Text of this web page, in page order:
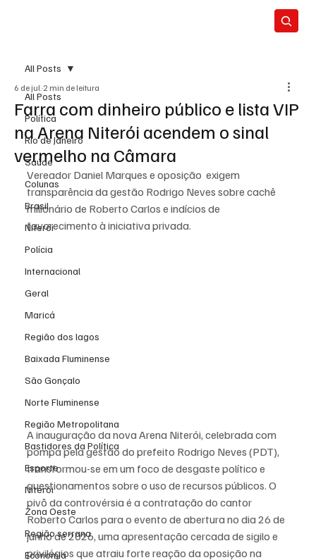
All Posts
Política
Rio de Janeiro
Saúde
Colunas
Brasil
Niterói
Polícia
Internacional
Geral
Maricá
Região dos lagos
Baixada Fluminense
São Gonçalo
Norte Fluminense
Região Metropolitana
Bastidores da Política
Esporte
Niterói
Zona Oeste
Região serrana
Economia
All Posts
Farra com dinheiro público e lista VIP
na Arena Niterói acendem o sinal
vermelho na Câmara
6 de jul. 2 min de leitura
Vereador Daniel Marques e oposição  exigem
transparência da gestão Rodrigo Neves sobre cachê
milionário de Roberto Carlos e indícios de
favorecimento à iniciativa privada.
A inauguração da nova Arena Niterói, celebrada com
pompa pela gestão do prefeito Rodrigo Neves (PDT),
transformou-se em um foco de desgaste político e
questionamentos sobre o uso de recursos públicos. O
pivô da controvérsia é a contratação do cantor
Roberto Carlos para o evento de abertura no dia 26 de
junho de 2026, uma apresentação cercada de sigilo e
privilégios que atraiu forte reação da oposição na